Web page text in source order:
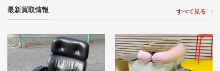
最新買取情報 すべて見る